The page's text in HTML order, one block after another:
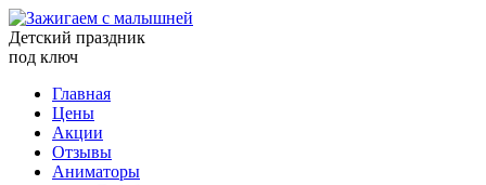
Детский праздник
под ключ
Главная
Цены
Акции
Отзывы
Аниматоры